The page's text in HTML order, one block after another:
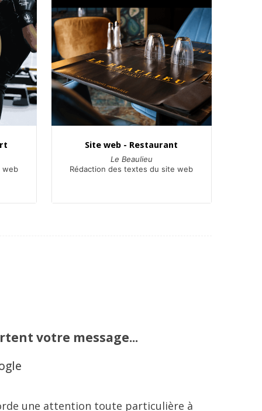
web
Site web - Restaurant
Le Beaulieu
Rédaction des textes du site web
votre message...
une attention toute particulière à